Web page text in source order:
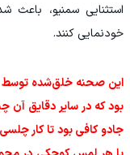
استثنایی سمنیو، باعث
خودنمایی کنند.
این صحنه خلق‌شده توسط
بود که در سایر دقایق
جادو کافی بود تا کار